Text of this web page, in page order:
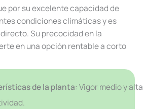
por su excelente capacidad de
condiciones climáticas y es
Su precocidad en la
en una opción rentable a corto
de la planta: Vigor medio y alta